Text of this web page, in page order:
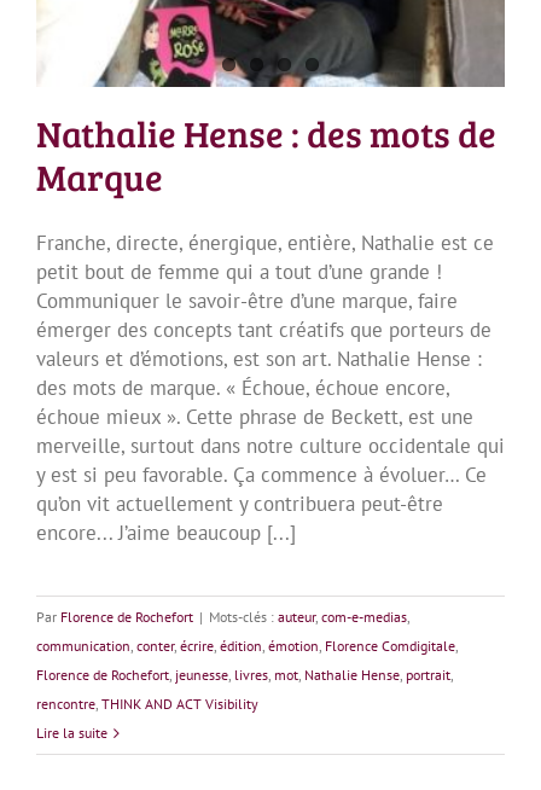
Nathalie Hense : des mots de
Marque
Franche, directe, énergique, entière, Nathalie est ce
petit bout de femme qui a tout d’une grande !
Communiquer le savoir-être d’une marque, faire
émerger des concepts tant créatifs que porteurs de
valeurs et d’émotions, est son art. Nathalie Hense :
des mots de marque. « Échoue, échoue encore,
échoue mieux ». Cette phrase de Beckett, est une
merveille, surtout dans notre culture occidentale qui
y est si peu favorable. Ça commence à évoluer… Ce
qu’on vit actuellement y contribuera peut-être
encore... J’aime beaucoup [...]
Par Florence de Rochefort | Mots-clés : auteur, com-e-medias,
communication, conter, écrire, édition, émotion, Florence Comdigitale,
Florence de Rochefort, jeunesse, livres, mot, Nathalie Hense, portrait,
rencontre, THINK AND ACT Visibility
Lire la suite